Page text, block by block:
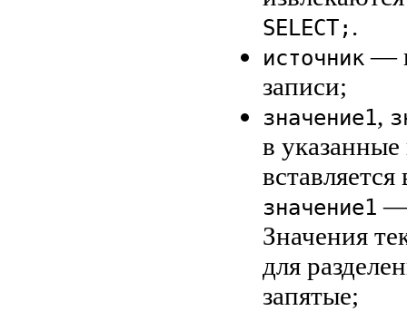
SELECT; .
источник —
записи;
значение1,
в
значение1
Значения
для
запятые;